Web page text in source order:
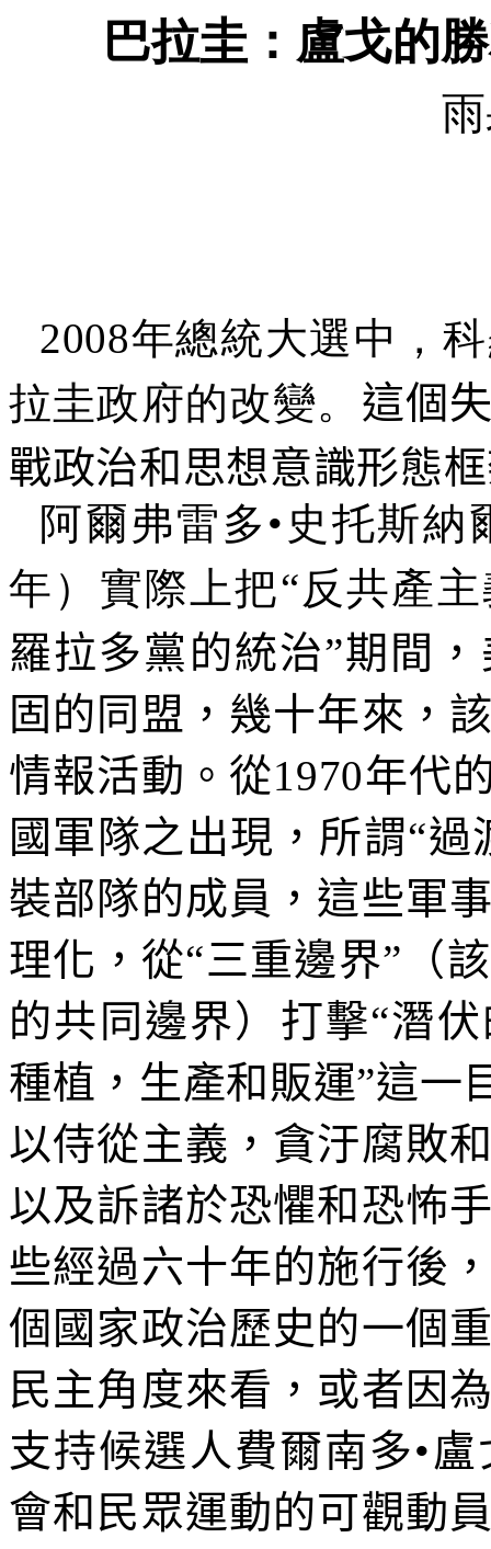
巴拉圭：盧戈的
2008年總統大選中，
拉圭政府的改變。 這個
戰政治和思想意識形態
阿爾弗雷多•史托斯納
年）實際上把“反共產
羅拉多黨的統治”期間
固的同盟，幾十年來，
情報活動。從1970年代
國軍隊之出現，所謂“
裝部隊的成員，這些軍
理化，從“三重邊界”（
的共同邊界）打擊“潛
種植，生產和販運”這一
以侍從主義，貪汙腐敗
以及訴諸於恐懼和恐怖
些經過六十年的施行後
個國家政治歷史的一個
民主角度來看，或者因
支持候選人費爾南多•盧
會和民眾運動的可觀動